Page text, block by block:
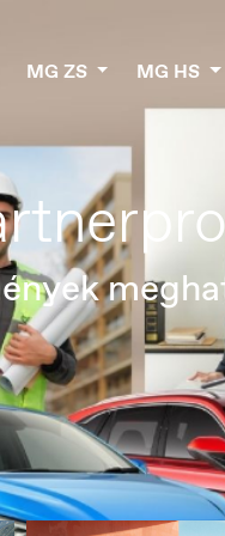
MG ZS MG HS